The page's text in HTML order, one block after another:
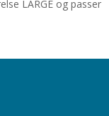
LARGE og passer